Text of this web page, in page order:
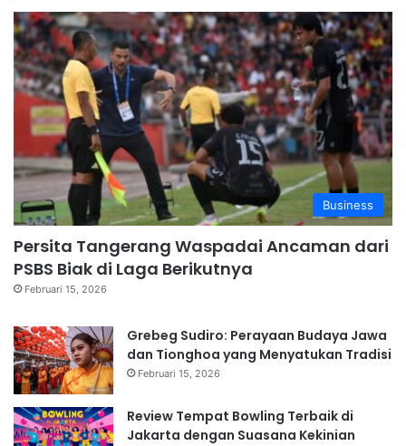
Business
Persita Tangerang Waspadai Ancaman dari
PSBS Biak di Laga Berikutnya
Februari 15, 2026
Grebeg Sudiro: Perayaan Budaya Jawa
dan Tionghoa yang Menyatukan Tradisi
Februari 15, 2026
Review Tempat Bowling Terbaik di
Jakarta dengan Suasana Kekinian